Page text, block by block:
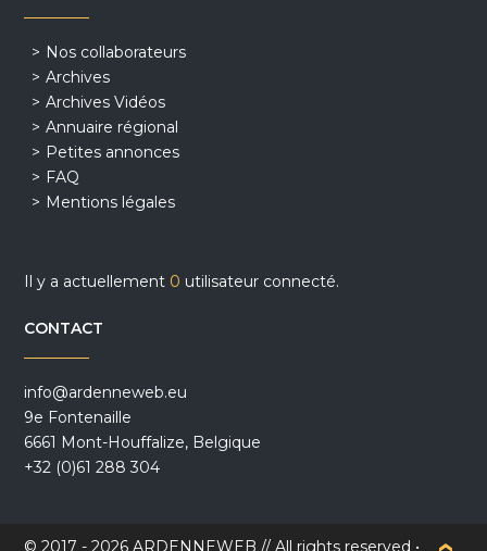
Nos collaborateurs
Archives
Archives Vidéos
Annuaire régional
Petites annonces
FAQ
Mentions légales
Il y a actuellement 0 utilisateur connecté.
CONTACT
info@ardenneweb.eu
9e Fontenaille
6661 Mont-Houffalize, Belgique
+32 (0)61 288 304
© 2017 - 2026 ARDENNEWEB // All rights reserved •